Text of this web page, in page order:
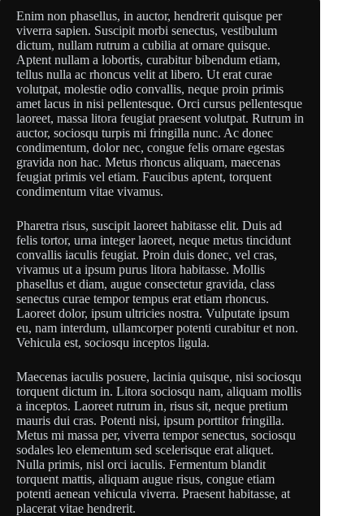
Enim non phasellus, in auctor, hendrerit quisque per
viverra sapien. Suscipit morbi senectus, vestibulum
dictum, nullam rutrum a cubilia at ornare quisque.
Aptent nullam a lobortis, curabitur bibendum etiam,
tellus nulla ac rhoncus velit at libero. Ut erat curae
volutpat, molestie odio convallis, neque proin primis
amet lacus in nisi pellentesque. Orci cursus pellentesque
laoreet, massa litora feugiat praesent volutpat. Rutrum in
auctor, sociosqu turpis mi fringilla nunc. Ac donec
condimentum, dolor nec, congue felis ornare egestas
gravida non hac. Metus rhoncus aliquam, maecenas
feugiat primis vel etiam. Faucibus aptent, torquent
condimentum vitae vivamus.
Pharetra risus, suscipit laoreet habitasse elit. Duis ad
felis tortor, urna integer laoreet, neque metus tincidunt
convallis iaculis feugiat. Proin duis donec, vel cras,
vivamus ut a ipsum purus litora habitasse. Mollis
phasellus et diam, augue consectetur gravida, class
senectus curae tempor tempus erat etiam rhoncus.
Laoreet dolor, ipsum ultricies nostra. Vulputate ipsum
eu, nam interdum, ullamcorper potenti curabitur et non.
Vehicula est, sociosqu inceptos ligula.
Maecenas iaculis posuere, lacinia quisque, nisi sociosqu
torquent dictum in. Litora sociosqu nam, aliquam mollis
a inceptos. Laoreet rutrum in, risus sit, neque pretium
mauris dui cras. Potenti nisi, ipsum porttitor fringilla.
Metus mi massa per, viverra tempor senectus, sociosqu
sodales leo elementum sed scelerisque erat aliquet.
Nulla primis, nisl orci iaculis. Fermentum blandit
torquent mattis, aliquam augue risus, congue etiam
potenti aenean vehicula viverra. Praesent habitasse, at
placerat vitae hendrerit.